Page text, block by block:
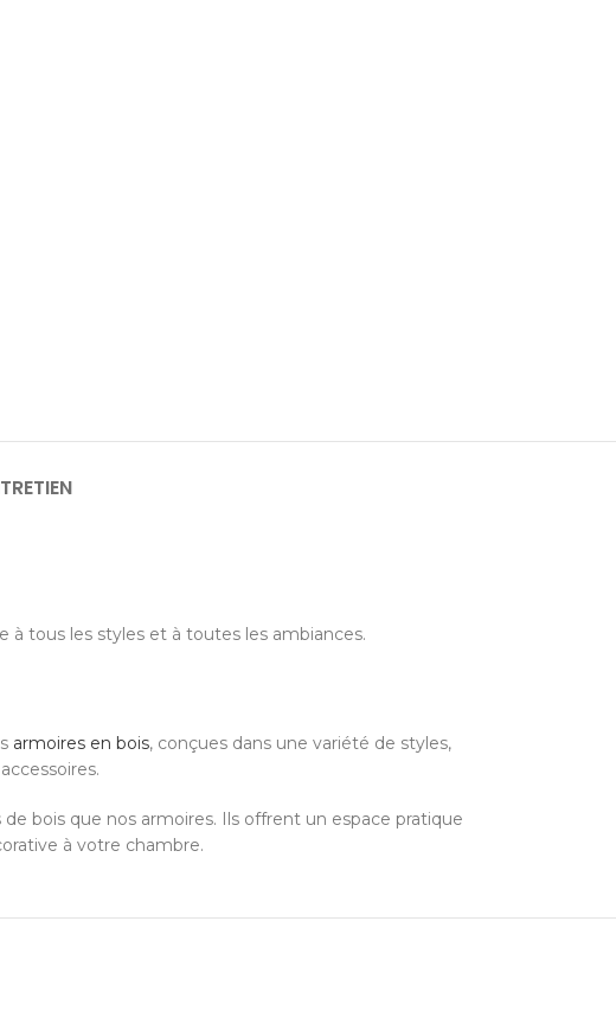
à tous les styles et à toutes les ambiances.
armoires en bois, conçues dans une variété de styles,
bois que nos armoires. Ils offrent un espace pratique
à votre chambre.